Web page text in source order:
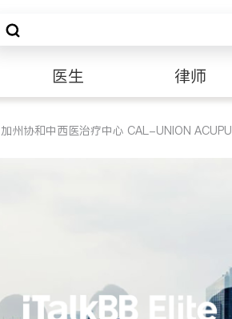
医生 律师
加州协和中西医治疗中心 CAL-UNION